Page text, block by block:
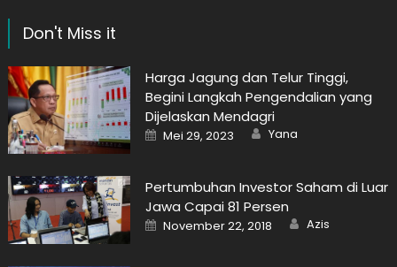
Don't Miss it
Harga Jagung dan Telur Tinggi,
Begini Langkah Pengendalian yang
Dijelaskan Mendagri
Posted
on
Mei 29, 2023 Author
Yana
Pertumbuhan Investor Saham di Luar
Jawa Capai 81 Persen
Posted
on
November 22, 2018 Author
Azis